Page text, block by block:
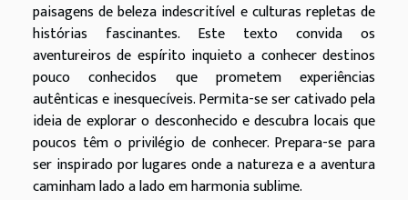
paisagens de beleza indescritível e culturas repletas de
histórias fascinantes. Este texto convida os
aventureiros de espírito inquieto a conhecer destinos
pouco conhecidos que prometem experiências
autênticas e inesquecíveis. Permita-se ser cativado pela
ideia de explorar o desconhecido e descubra locais que
poucos têm o privilégio de conhecer. Prepara-se para
ser inspirado por lugares onde a natureza e a aventura
caminham lado a lado em harmonia sublime.